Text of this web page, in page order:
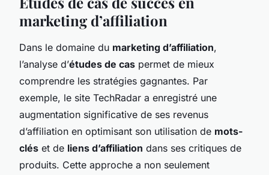
marketing d’affiliation
Dans le domaine du marketing d’affiliation,
l’analyse d’études de cas permet de mieux
comprendre les stratégies gagnantes. Par
exemple, le site TechRadar a enregistré une
augmentation significative de ses revenus
d’affiliation en optimisant son utilisation de mots-
clés et de liens d’affiliation dans ses critiques de
produits. Cette approche a non seulement